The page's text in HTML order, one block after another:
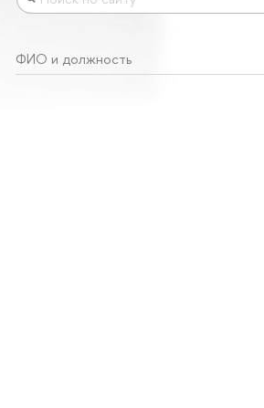
ФИО и должность